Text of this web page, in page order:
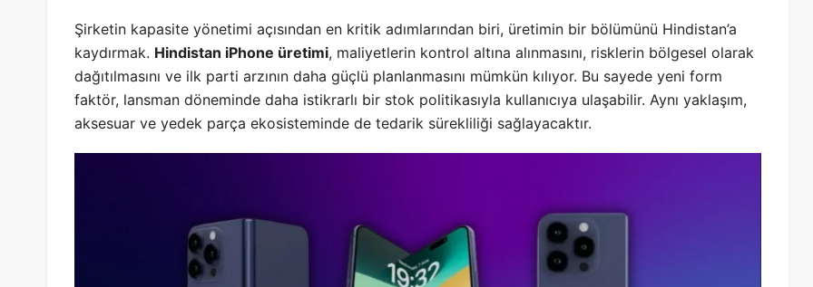
Şirketin kapasite yönetimi açısından en kritik adımlarından biri, üretimin bir bölümünü Hindistan’a
kaydırmak. Hindistan iPhone üretimi, maliyetlerin kontrol altına alınmasını, risklerin bölgesel olarak
dağıtılmasını ve ilk parti arzının daha güçlü planlanmasını mümkün kılıyor. Bu sayede yeni form
faktör, lansman döneminde daha istikrarlı bir stok politikasıyla kullanıcıya ulaşabilir. Aynı yaklaşım,
aksesuar ve yedek parça ekosisteminde de tedarik sürekliliği sağlayacaktır.